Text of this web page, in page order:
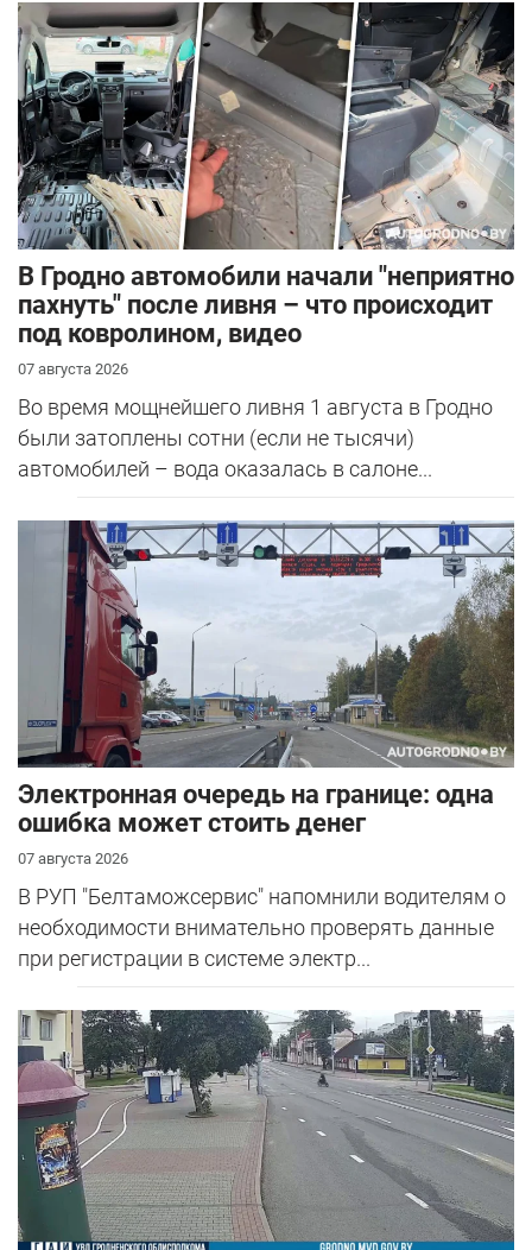
В Гродно автомобили начали "неприятно
пахнуть" после ливня – что происходит
под ковролином, видео
07 августа 2026
Во время мощнейшего ливня 1 августа в Гродно
были затоплены сотни (если не тысячи)
автомобилей – вода оказалась в салоне...
Электронная очередь на границе: одна
ошибка может стоить денег
07 августа 2026
В РУП "Белтаможсервис" напомнили водителям о
необходимости внимательно проверять данные
при регистрации в системе электр...